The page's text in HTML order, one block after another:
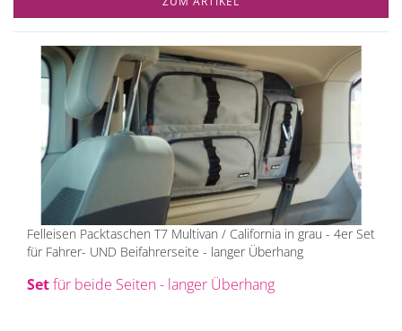
Felleisen Packtaschen T7 Multivan / California in grau - 4er Set
für Fahrer- UND Beifahrerseite - langer Überhang
Setfür beide Seiten - langer Überhang